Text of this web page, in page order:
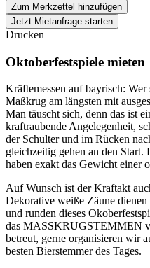
Zum Merkzettel hinzufügen
Jetzt Mietanfrage starten
Drucken
Oktoberfestspiele mieten
Kräftemessen auf bayrisch:
Maßkrug am längsten mit
Man täuscht sich, denn das ist
kraftraubende Angelegenheit,
der Schulter und im Rücken
gleichzeitig gehen an den
haben exakt das Gewicht einer
Auf Wunsch ist der Kraftakt
Dekorative weiße Zäune dienen
und runden dieses
das MASSKRUGSTEMMEN
betreut, gerne organisieren wir
besten Bierstemmer des Tages.